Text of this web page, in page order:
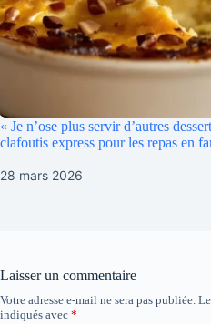
« Je n’ose plus servir d’autres
clafoutis express pour les repas en
28 mars 2026
Laisser un commentaire
Votre adresse e-mail ne sera pas publiée.
indiqués avec *